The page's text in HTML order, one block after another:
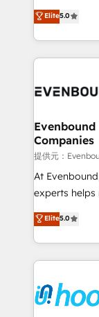
The
together with
to
helps mid-
they sell,
HubSpot—we
to help you keep
Data &
Agent
Migration Why 1406 We become part of your team.
Your team
broke. Built
solutions that
HubSpot
retention 📅
move
that drive real
Elite5.0
Companies
提供元：
At
experts
achieve real
tailored
HubSpot’s
Technical Solutions: - HubSpot
Onboarding - Data Migration & Integrations -
Technical Audit &
Elite5.0